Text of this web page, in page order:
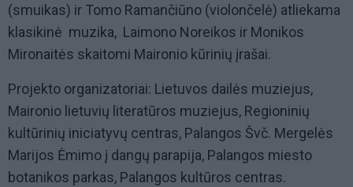
(smuikas) ir Tomo Ramančiūno (violončelė) atliekama
klasikinė muzika, Laimono Noreikos ir Monikos
Mironaitės skaitomi Maironio kūrinių įrašai.
Projekto organizatoriai: Lietuvos dailės muziejus,
Maironio lietuvių literatūros muziejus, Regioninių
kultūrinių iniciatyvų centras, Palangos Švč. Mergelės
Marijos Ėmimo į dangų parapija, Palangos miesto
botanikos parkas, Palangos kultūros centras.